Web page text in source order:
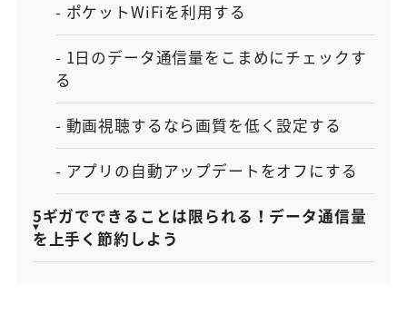
- ポケットWiFiを利用する
- 1日のデータ通信量をこまめにチェックす
る
- 動画視聴するなら画質を低く設定する
- アプリの自動アップデートをオフにする
5ギガでできることは限られる！データ通信量
を上手く節約しよう